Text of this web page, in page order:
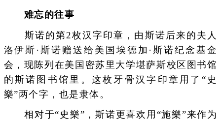
难忘的往事
斯诺的第2枚汉字印章，由斯诺后来的夫人
洛伊斯·斯诺赠送给美国埃德加·斯诺纪念基金
会，现陈列在美国密苏里大学堪萨斯校区图书馆
的斯诺图书馆里。这枚牙骨汉字印章用了“史
樂”两个字，也是隶体。
相对于“史樂”，斯诺更喜欢用“施樂”来作为